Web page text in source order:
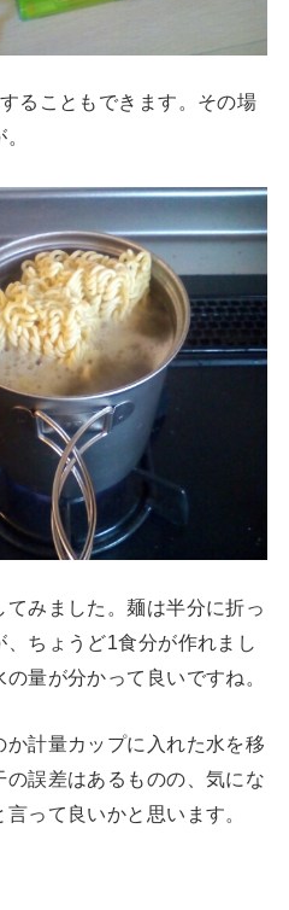
ることもできます。その場
みました。麺は半分に折っ
ちょうど1食分が作れまし
量が分かって良いですね。
計量カップに入れた水を移
の誤差はあるものの、気にな
って良いかと思います。